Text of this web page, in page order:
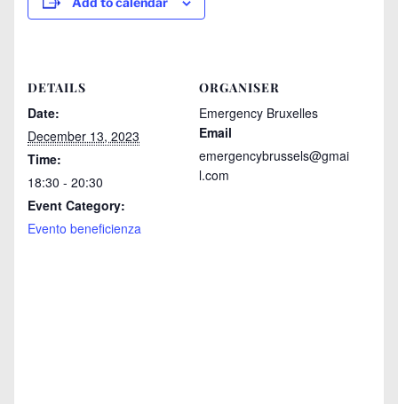
DETAILS
Date:
December 13, 2023
Time:
18:30 - 20:30
Event Category:
Evento beneficienza
ORGANISER
Emergency Bruxelles
Email
emergencybrussels@gmai
l.com